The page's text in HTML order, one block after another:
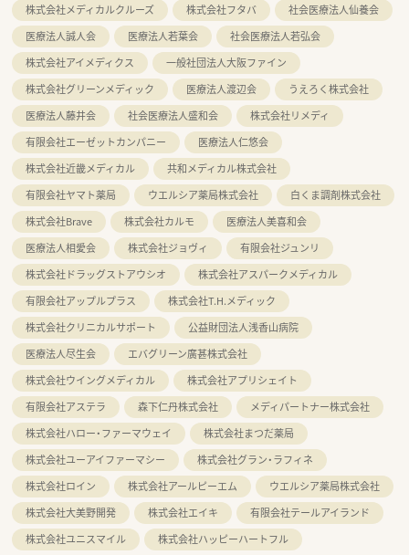
株式会社メディカルクルーズ
株式会社フタバ
社会医療法人仙養会
医療法人誠人会
医療法人若葉会
社会医療法人若弘会
株式会社アイメディクス
一般社団法人大阪ファイン
株式会社グリーンメディック
医療法人渡辺会
うえろく株式会社
医療法人藤井会
社会医療法人盛和会
株式会社リメディ
有限会社エーゼットカンパニー
医療法人仁悠会
株式会社近畿メディカル
共和メディカル株式会社
有限会社ヤマト薬局
ウエルシア薬局株式会社
白くま調剤株式会社
株式会社Brave
株式会社カルモ
医療法人美喜和会
医療法人相愛会
株式会社ジョヴィ
有限会社ジュンリ
株式会社ドラッグストアウシオ
株式会社アスパークメディカル
有限会社アップルプラス
株式会社T.H.メディック
株式会社クリニカルサポート
公益財団法人浅香山病院
医療法人尽生会
エバグリーン廣甚株式会社
株式会社ウイングメディカル
株式会社アプリシェイト
有限会社アステラ
森下仁丹株式会社
メディパートナー株式会社
株式会社ハロー・ファーマウェイ
株式会社まつだ薬局
株式会社ユーアイファーマシー
株式会社グラン・ラフィネ
株式会社ロイン
株式会社アールピーエム
ウエルシア薬局株式会社
株式会社大美野開発
株式会社エイキ
有限会社テールアイランド
株式会社ユニスマイル
株式会社ハッピーハートフル